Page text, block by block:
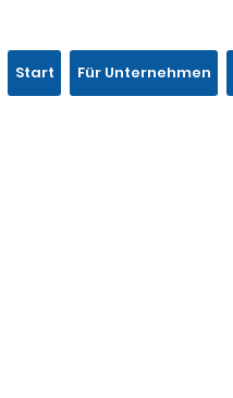
Start Für Unternehmen